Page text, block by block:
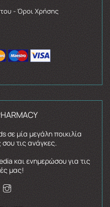
- Όροι Χρήσης
σε μία μεγάλη ποικιλία
τις ανάγκες.
και ενημερώσου για τις
μας!